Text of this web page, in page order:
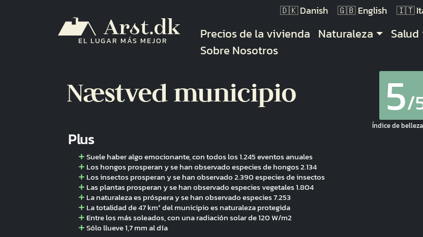
EL LUGAR MÁS MEJOR
Danish English
Navegación principal
Precios de la vivienda Naturaleza Salud
Sobre Nosotros
Næstved municipio 5/
Índice de belleza
Plus
Suele haber algo emocionante, con todos los 1.245 eventos anuales
Los hongos prosperan y se han observado especies de hongos 2.134
Los insectos prosperan y se han observado 2.390 especies de insectos
Las plantas prosperan y se han observado especies vegetales 1.804
La naturaleza es próspera y se han observado especies 7.253
La totalidad de 47 km² del municipio es naturaleza protegida
Entre los más soleados, con una radiación solar de 120 W/m2
Sólo llueve 1,7 mm al día